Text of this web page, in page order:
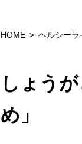
HOME ヘルシーラ
しょう
め」